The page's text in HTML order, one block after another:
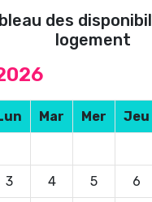
des
logement
Mar Mer Jeu
3 4 5 6